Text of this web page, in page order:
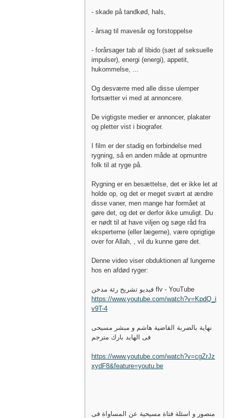
- skade på tandkød, hals,
- årsag til mavesår og forstoppelse
- forårsager tab af libido (sæt af seksuelle
impulser), energi (energi), appetit,
hukommelse, ...
Og desværre med alle disse ulemper
fortsætter vi med at annoncere.
De vigtigste medier er annoncer, plakater
og pletter vist i biografer.
I film er der stadig en forbindelse med
rygning, så en anden måde at opmuntre
folk til at ryge på.
Rygning er en besættelse, det er ikke let at
holde op, og det er meget svært at ændre
disse vaner, men mange har formået at
gøre det, og det er derfor ikke umuligt. Du
er nødt til at have viljen og søge råd fra
eksperterne (eller lægerne), være oprigtige
over for Allah, , vil du kunne gøre det.
Denne video viser obduktionen af ​​lungerne
hos en afdød ryger:
فيديو تشريح رئة مدخن flv - YouTube
https://www.youtube.com/watch?v=KpdQ_i
v9T-4
نهاية بالضربة القاضية هاشم و مبشر مسيحى
فى الهايد بارك مترجم
https://www.youtube.com/watch?v=cgZrJz
xydF8&feature=youtu.be
منصور و اسئلة فتاة مسيحية عن المساواة فى